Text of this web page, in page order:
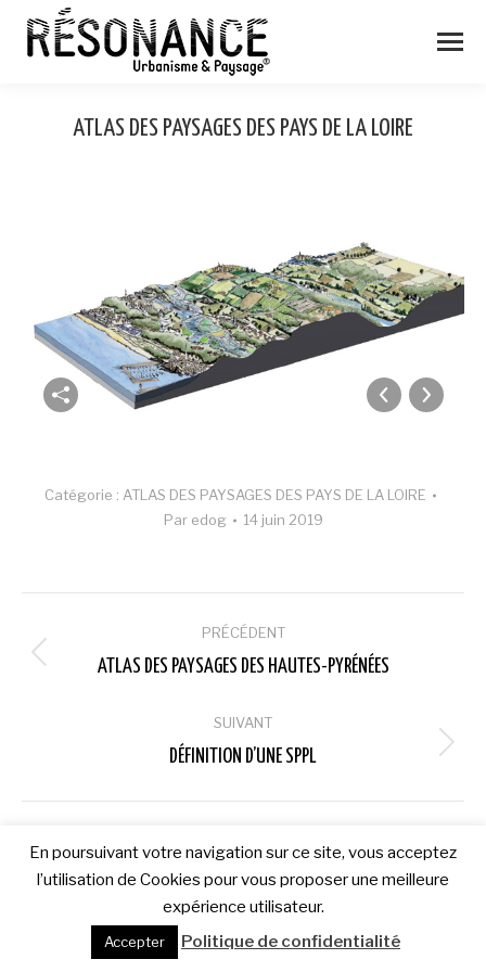
ATLAS DES PAYSAGES DES PAYS DE LA LOIRE
Catégorie : ATLAS DES PAYSAGES DES PAYS DE LA LOIRE
Par edog 14 juin 2019
album
PRÉCÉDENT
Album
:
ATLAS DES PAYSAGES DES HAUTES-PYRÉNÉES
SUIVANT
Album
:
DÉFINITION D’UNE SPPL
En poursuivant votre navigation sur ce site, vous acceptez
l’utilisation de Cookies pour vous proposer une meilleure
expérience utilisateur.
Accepter Politique de confidentialité